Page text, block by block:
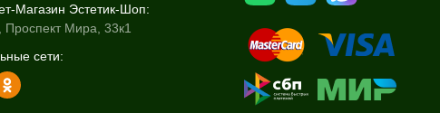
Магазин Эстетик-Шоп:
Проспект Мира, 33к1
сети: